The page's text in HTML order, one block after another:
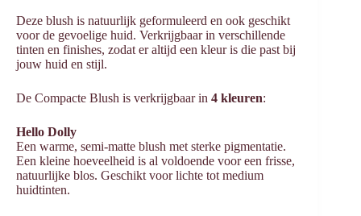
Deze blush is natuurlijk geformuleerd en ook geschikt
voor de gevoelige huid. Verkrijgbaar in verschillende
tinten en finishes, zodat er altijd een kleur is die past bij
jouw huid en stijl.
De Compacte Blush is verkrijgbaar in 4 kleuren:
Hello Dolly
Een warme, semi-matte blush met sterke pigmentatie.
Een kleine hoeveelheid is al voldoende voor een frisse,
natuurlijke blos. Geschikt voor lichte tot medium
huidtinten.